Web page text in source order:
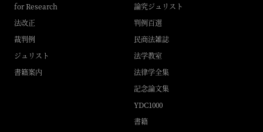
for Research
法改正
裁判例
ジュリスト
書籍案内
論究ジュリスト
判例百選
民商法雑誌
法学教室
法律学全集
記念論文集
YDC1000
書籍